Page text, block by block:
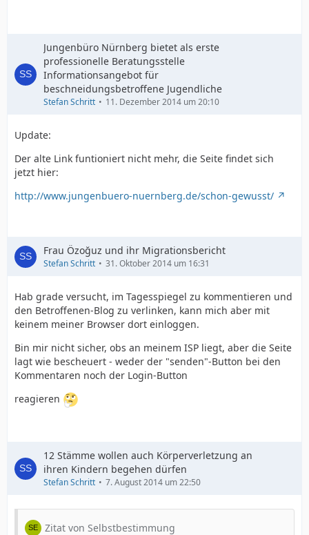
Jungenbüro Nürnberg bietet als erste
professionelle Beratungsstelle
Informationsangebot für
beschneidungsbetroffene Jugendliche
Stefan Schritt 11. Dezember 2014 um 20:10
Update:
Der alte Link funtioniert nicht mehr, die Seite findet sich
jetzt hier:
http://www.jungenbuero-nuernberg.de/schon-gewusst/
Frau Özoğuz und ihr Migrationsbericht
Stefan Schritt 31. Oktober 2014 um 16:31
Hab grade versucht, im Tagesspiegel zu kommentieren und
den Betroffenen-Blog zu verlinken, kann mich aber mit
keinem meiner Browser dort einloggen.
Bin mir nicht sicher, obs an meinem ISP liegt, aber die Seite
lagt wie bescheuert - weder der "senden"-Button bei den
Kommentaren noch der Login-Button
reagieren
12 Stämme wollen auch Körperverletzung an
ihren Kindern begehen dürfen
Stefan Schritt 7. August 2014 um 22:50
Zitat von Selbstbestimmung